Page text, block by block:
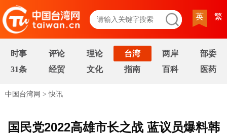
英 繁
时事 评论 理论 台湾 两岸
部委
31条
经贸 文化 指南 百科 医药
中国台湾网 >快讯
国民党2022高雄市长之战 蓝议员爆料韩